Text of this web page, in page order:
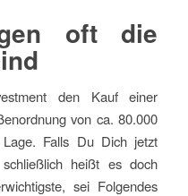
oft die
den Kauf einer
von ca. 80.000
Falls Du Dich jetzt
heißt es doch
sei Folgendes